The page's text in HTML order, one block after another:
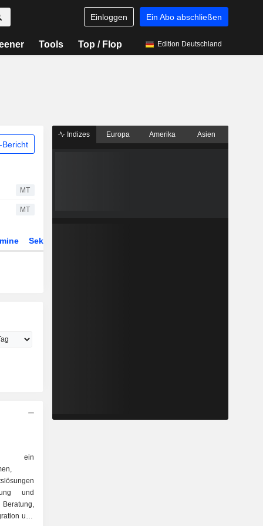
Einloggen Ein Abo abschließen
Tools Top / Flop Edition Deutschland
Bericht
MT
MT
Sektor
ein
und
Indizes Europa Amerika Asien